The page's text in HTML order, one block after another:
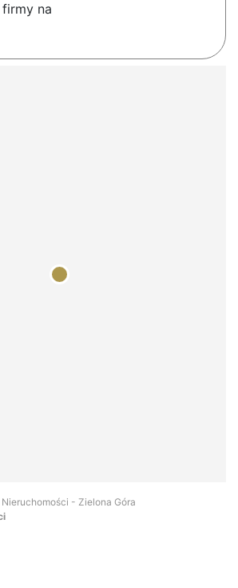
na
Nieruchomości - Zielona Góra